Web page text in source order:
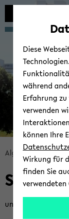
Bread­
crumb
über­
sprin­
gen
Al­go­rith­mic
under con­st­ruc­tion:
Diese
während
Erfahrung zu
verwenden
können Ihre
Wirkung für
finden Sie
verwendeten